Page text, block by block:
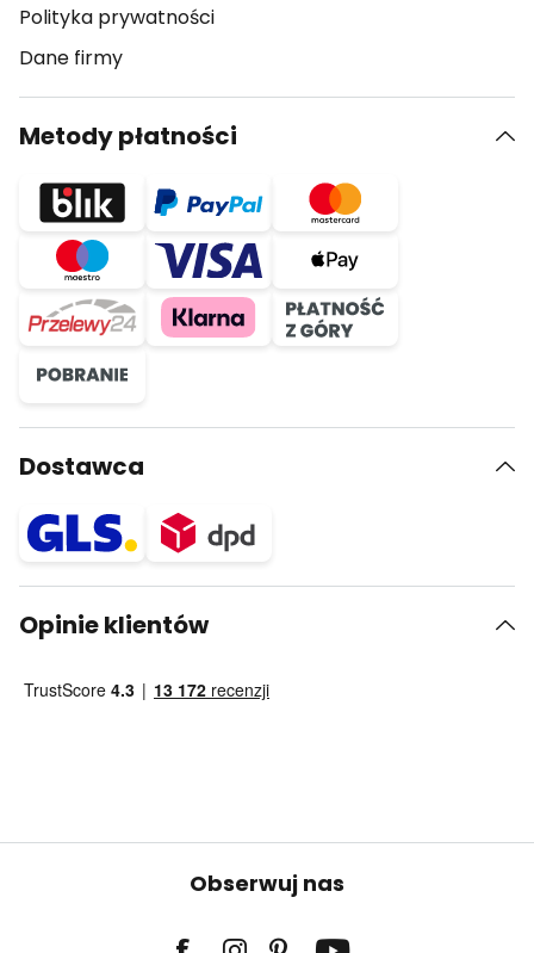
Polityka prywatności
Dane firmy
Metody płatności
Dostawca
Opinie klientów
Obserwuj nas